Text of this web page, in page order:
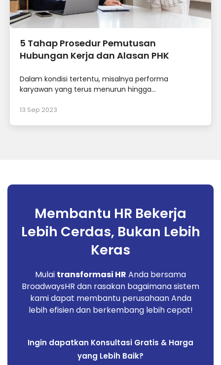
5 Tahap Prosedur Pemutusan
Hubungan Kerja dan Alasan PHK
Dalam kondisi tertentu, misalnya performa
karyawan yang terus menurun hingga...
13 Sep 2023
Membantu HR Bekerja
Lebih Cerdas, Bukan Lebih
Keras
Mulai transformasi HR Anda bersama
BroadwaysHR dan rasakan bagaimana sistem
kami dapat membantu perusahaan Anda
lebih efisien dan berkembang lebih cepat!
Ingin dapatkan Konsultasi Gratis & Harga
yang Lebih Baik?